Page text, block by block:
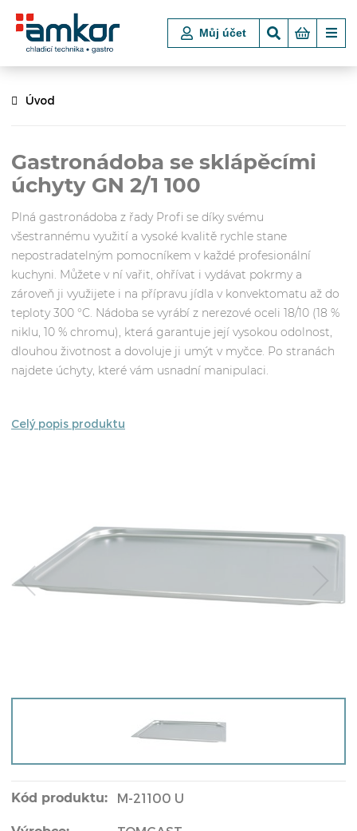
Můj účet
Úvod
Gastronádoba se sklápěcími
úchyty GN 2/1 100
Plná gastronádoba z řady Profi se díky svému
všestrannému využití a vysoké kvalitě rychle stane
nepostradatelným pomocníkem v každé profesionální
kuchyni. Můžete v ní vařit, ohřívat i vydávat pokrmy a
zároveň ji využijete i na přípravu jídla v konvektomatu až do
teploty 300 °C. Nádoba se vyrábí z nerezové oceli 18/10 (18 %
niklu, 10 % chromu), která garantuje její vysokou odolnost,
dlouhou životnost a dovoluje ji umýt v myčce. Po stranách
najdete úchyty, které vám usnadní manipulaci.
Celý popis produktu
Kód produktu: M-21100 U